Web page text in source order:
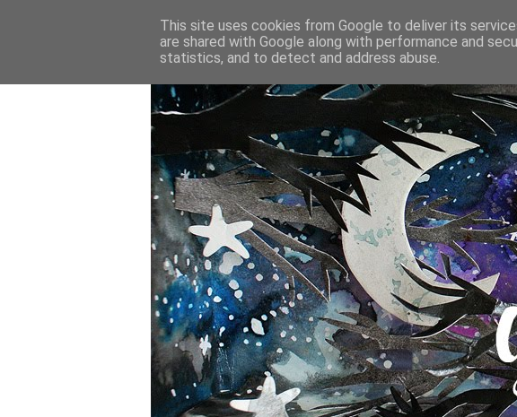
This site uses cookies from Google to deliver its
are shared with Google along with performance and
statistics, and to detect and address abuse.